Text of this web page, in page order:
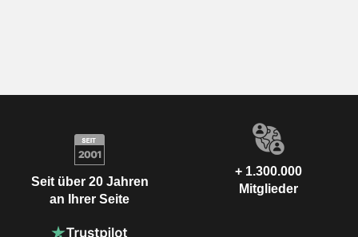
Seit über 20 Jahren
an Ihrer Seite
+ 1.300.000
Mitglieder